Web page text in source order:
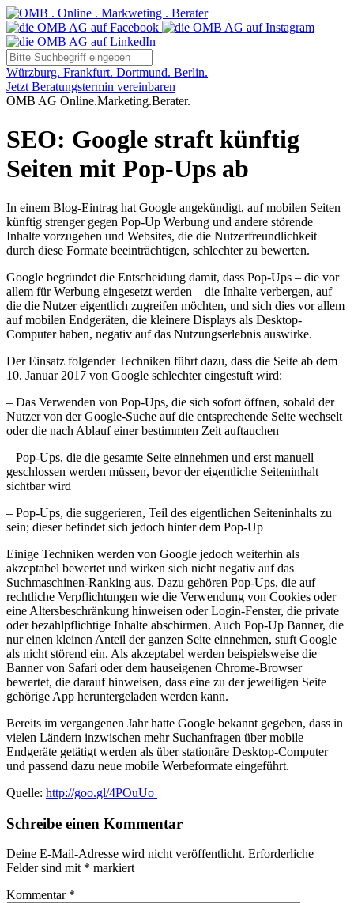
Würzburg. Frankfurt. Dortmund. Berlin.
Jetzt Beratungstermin vereinbaren
OMB AG Online.Marketing.Berater.
SEO: Google straft künftig
Seiten mit Pop-Ups ab
In einem Blog-Eintrag hat Google angekündigt, auf mobilen Seiten
künftig strenger gegen Pop-Up Werbung und andere störende
Inhalte vorzugehen und Websites, die die Nutzerfreundlichkeit
durch diese Formate beeinträchtigen, schlechter zu bewerten.
Google begründet die Entscheidung damit, dass Pop-Ups – die vor
allem für Werbung eingesetzt werden – die Inhalte verbergen, auf
die die Nutzer eigentlich zugreifen möchten, und sich dies vor allem
auf mobilen Endgeräten, die kleinere Displays als Desktop-
Computer haben, negativ auf das Nutzungserlebnis auswirke.
Der Einsatz folgender Techniken führt dazu, dass die Seite ab dem
10. Januar 2017 von Google schlechter eingestuft wird:
– Das Verwenden von Pop-Ups, die sich sofort öffnen, sobald der
Nutzer von der Google-Suche auf die entsprechende Seite wechselt
oder die nach Ablauf einer bestimmten Zeit auftauchen
– Pop-Ups, die die gesamte Seite einnehmen und erst manuell
geschlossen werden müssen, bevor der eigentliche Seiteninhalt
sichtbar wird
– Pop-Ups, die suggerieren, Teil des eigentlichen Seiteninhalts zu
sein; dieser befindet sich jedoch hinter dem Pop-Up
Einige Techniken werden von Google jedoch weiterhin als
akzeptabel bewertet und wirken sich nicht negativ auf das
Suchmaschinen-Ranking aus. Dazu gehören Pop-Ups, die auf
rechtliche Verpflichtungen wie die Verwendung von Cookies oder
eine Altersbeschränkung hinweisen oder Login-Fenster, die private
oder bezahlpflichtige Inhalte abschirmen. Auch Pop-Up Banner, die
nur einen kleinen Anteil der ganzen Seite einnehmen, stuft Google
als nicht störend ein. Als akzeptabel werden beispielsweise die
Banner von Safari oder dem hauseigenen Chrome-Browser
bewertet, die darauf hinweisen, dass eine zu der jeweiligen Seite
gehörige App heruntergeladen werden kann.
Bereits im vergangenen Jahr hatte Google bekannt gegeben, dass in
vielen Ländern inzwischen mehr Suchanfragen über mobile
Endgeräte getätigt werden als über stationäre Desktop-Computer
und passend dazu neue mobile Werbeformate eingeführt.
Quelle: http://goo.gl/4POuUo
Schreibe einen Kommentar
Deine E-Mail-Adresse wird nicht veröffentlicht. Erforderliche
Felder sind mit * markiert
Kommentar *